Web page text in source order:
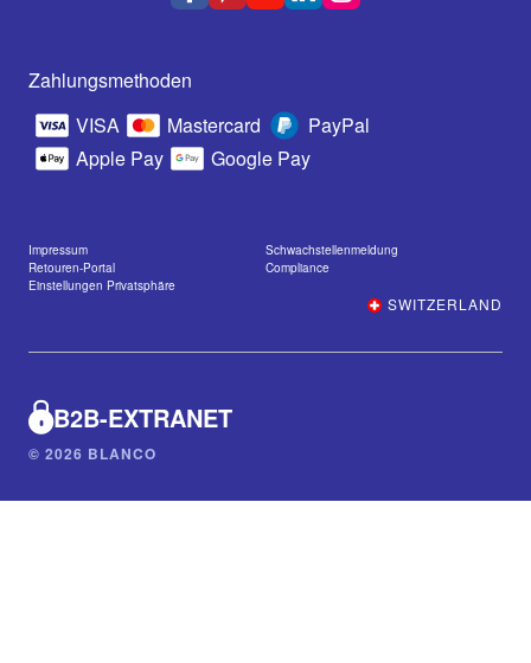
Zahlungsmethoden
VISA
Mastercard
PayPal
Apple Pay
Google Pay
Impressum
Schwachstellenmeldung
Retouren-Portal
Compliance
Einstellungen Privatsphäre
SWITZERLAND
B2B-EXTRANET
© 2026 BLANCO